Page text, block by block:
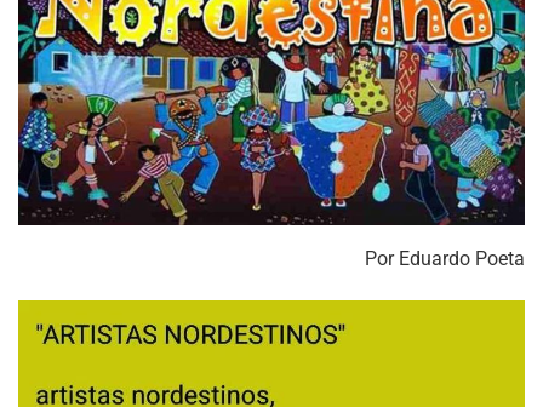
Por Eduardo Poeta